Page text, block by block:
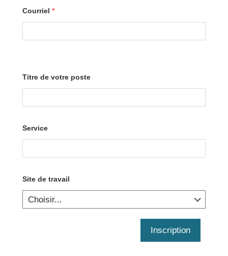
Courriel *
Titre de votre poste
Service
Site de travail
Inscription